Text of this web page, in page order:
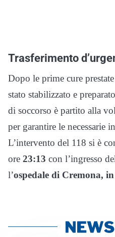
Trasferimento
Dopo le prime cure
stato stabilizzato e
di soccorso è partito alla
per garantire le necessarie
L’intervento del 118 si è
ore 23:13 con l’ingresso
l’ospedale di Cremona,